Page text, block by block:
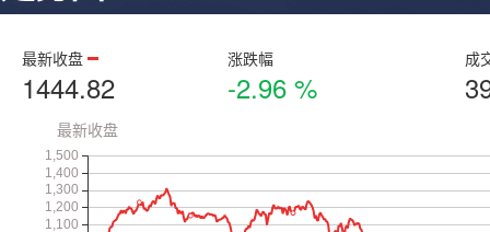
最新收盘
1444.82
涨跌幅
-2.96 %
成